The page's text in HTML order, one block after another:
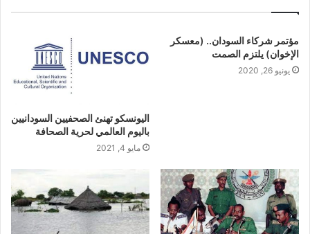
مؤتمر شركاء السودان.. (معسكر
الإخوان) يلتزم الصمت
يونيو 26, 2020
اليونسكو تهنئ الصحفيين السودانيين
باليوم العالمي لحرية الصحافة
مايو 4, 2021